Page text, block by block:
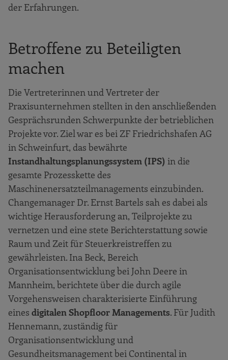
der Erfahrungen.
Betroffene zu Beteiligten
machen
Die Vertreterinnen und Vertreter der
Praxisunternehmen stellten in den anschließenden
Gesprächsrunden Schwerpunkte der betrieblichen
Projekte vor. Ziel war es bei ZF Friedrichshafen AG
in Schweinfurt, das bewährte
Instandhaltungsplanungssystem (IPS) in die
gesamte Prozesskette des
Maschinenersatzteilmanagements einzubinden.
Changemanager Dr. Ernst Bartels sah es dabei als
wichtige Herausforderung an, Teilprojekte zu
vernetzen und eine stete Berichterstattung sowie
Raum und Zeit für Steuerkreistreffen zu
gewährleisten. Ina Beck, Bereich
Organisationsentwicklung bei John Deere in
Mannheim, berichtete über die durch agile
Vorgehensweisen charakterisierte Einführung
eines digitalen Shopfloor Managements. Für Judith
Hennemann, zuständig für
Organisationsentwicklung und
Gesundheitsmanagement bei Continental in